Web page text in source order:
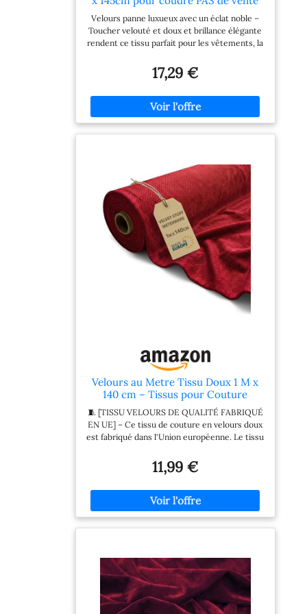
au mètre velours stretch brillant
pour rideaux stores scène costume
robe vêtements nappe tissu
décoratif (009 rouge)
Velours panne luxueux avec un éclat noble –
Toucher velouté et doux et brillance élégante
rendent ce tissu parfait pour les vêtements, la
haute qualité – 100 % polyester avec 160
g/m², lavable en machine à 30 °C et facile à
indélébile et conserve sa forme. Non vendu au
mètre – Commandez 2, vous recevrez deux
robes élégantes, les jupes, les costumes, les
rideaux, les nappes et la décoration pour les
mariages, Noël et les événements. Votre
créativité n'a pas de limites. Facile à utiliser
pour tout le monde : que ce soit pour coudre,
coller ou agrafer, ce tissu est facile à travailler
aussi bien pour les débutants que pour les
professionnels et garantit des résultats de
haute qualité.
17,29 €
Velours au Metre Tissu Doux 1 M x
140 cm – Tissus pour Couture
Ameublement Canapé Chaise
Coussin Décoration Patchwork DIY
Facile à Coudre et Agréable au
Toucher Rouge
🧵 [TISSU VELOURS DE QUALITÉ FABRIQUÉ
EN UE] – Ce tissu de couture en velours doux
est fabriqué dans l'Union européenne. Le tissu
son reflet élégant et sa qualité durable pour
des projets de couture exigeants. 🌿 [DOUX
velours est agréablement moelleux, doux pour
la peau et respirant. Idéal pour les textiles en
LONGUEUR SOUHAITÉE] – Velours au mètre
en 140 cm de largeur, différentes longueurs au
choix ; chaque unité commandée est livrée en
une seule pièce continue. Attention : plusieurs
unités sont livrées en coupons séparés, non
11,99 €